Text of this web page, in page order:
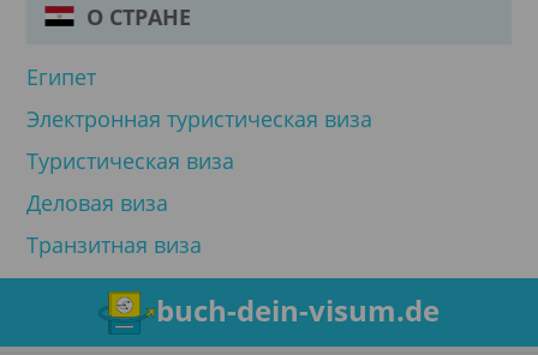
О СТРАНЕ
Египет
Электронная туристическая виза
Туристическая виза
Деловая виза
Транзитная виза
buch-dein-visum.de